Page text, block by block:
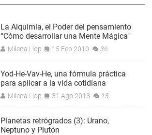
La Alquimia, el Poder del pensamiento
“Cómo desarrollar una Mente Mágica"
Milena Llop 15 Feb 2010 36
Yod-He-Vav-He, una fórmula práctica
para aplicar a la vida cotidiana
Milena Llop 31 Ago 2013 13
Planetas retrógrados (3): Urano,
Neptuno y Plutón